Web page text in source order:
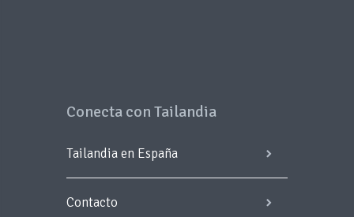
Conecta con Tailandia
Tailandia en España
Contacto